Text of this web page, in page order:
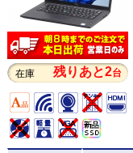
在庫 残りあと2台